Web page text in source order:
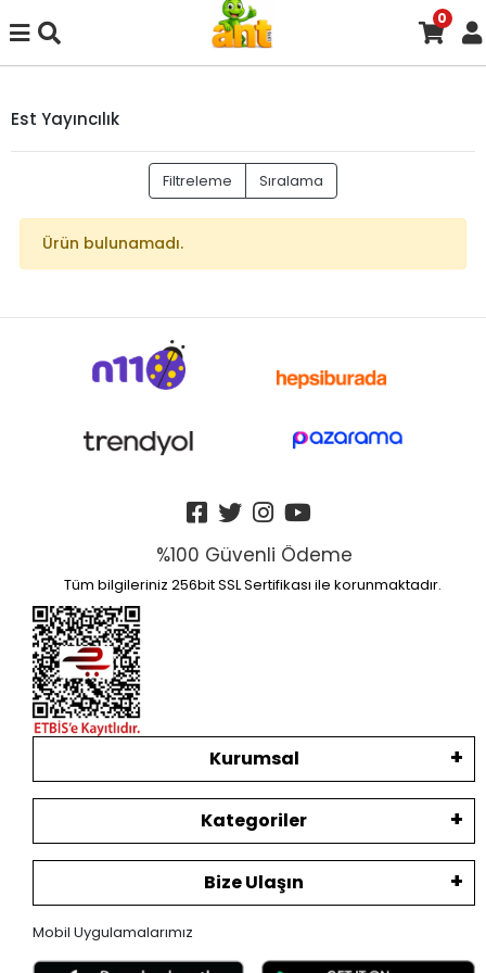
0
Est Yayıncılık
Filtreleme Sıralama
Ürün bulunamadı.
%100 Güvenli Ödeme
Tüm bilgileriniz 256bit SSL Sertifikası ile korunmaktadır.
Kurumsal
Kategoriler
Bize Ulaşın
Mobil Uygulamalarımız